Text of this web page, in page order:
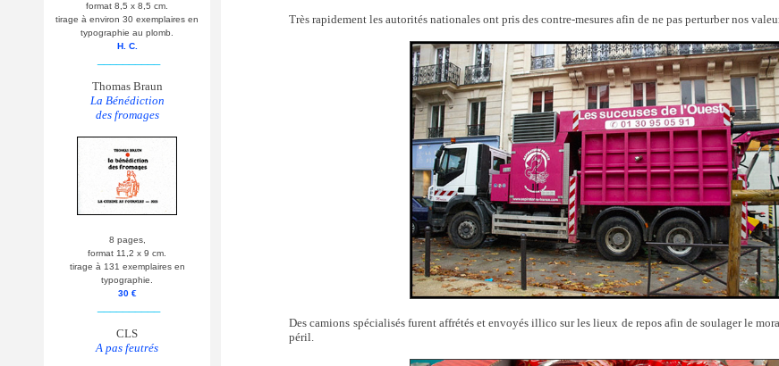
format 8,5 x 8,5 cm.
tirage à environ 30 exemplaires en
typographie au plomb.
H. C.
Thomas Braun
La Bénédiction
des fromages
8 pages,
format 11,2 x 9 cm.
tirage à 131 exemplaires en
typographie.
30 €
CLS
A pas feutrés
Très rapidement les autorités nationales ont pris des contre-mesures afin de ne pas perturber nos
Des camions spécialisés furent affrétés et envoyés illico sur les lieux de repos afin de soulager le
péril.